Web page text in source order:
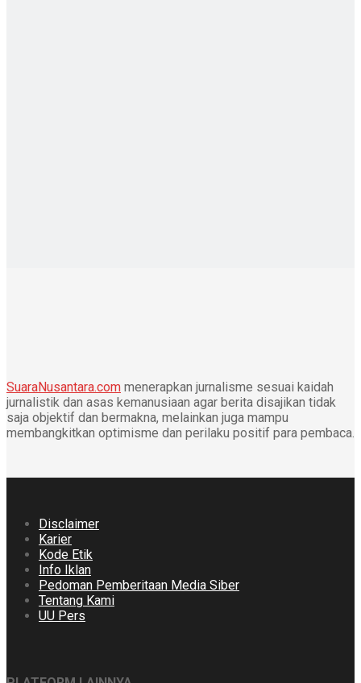
SuaraNusantara.com menerapkan jurnalisme sesuai kaidah
jurnalistik dan asas kemanusiaan agar berita disajikan tidak
saja objektif dan bermakna, melainkan juga mampu
membangkitkan optimisme dan perilaku positif para pembaca.
Disclaimer
Karier
Kode Etik
Info Iklan
Pedoman Pemberitaan Media Siber
Tentang Kami
UU Pers